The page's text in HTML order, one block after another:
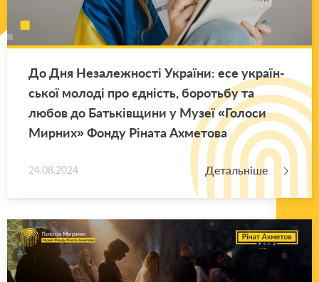
До Дня Не­за­ле­жно­сті Укра­ї­ни: есе укра­їн­
ської мо­ло­ді про єд­ність, бо­роть­бу та
любов до Ба­тьків­щи­ни у Музеї «Го­ло­си
Мир­них» Фонду Рі­на­та Ахме­то­ва
24.08.2024 Детальніше